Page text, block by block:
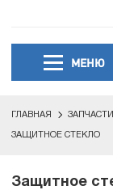
МЕНЮ
ГЛАВНАЯ ЗАПЧАСТИ
ЗАЩИТНОЕ СТЕКЛО
Защитное